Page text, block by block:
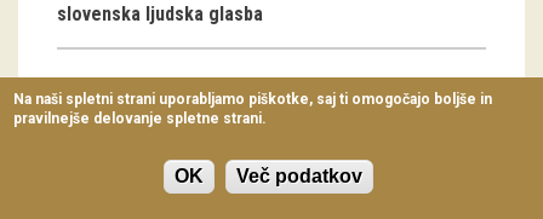
Prireditve
Predavanja
Delavnice
Vodeni ogledi
slovenska ljudska glasba
ČLANEK V PDF OBLIKI
Prenesi pdf datoteko (4.49 MB)
Na naši spletni strani uporabljamo piškotke, saj ti omogočajo boljše in
pravilnejše delovanje spletne strani.
OK Več podatkov